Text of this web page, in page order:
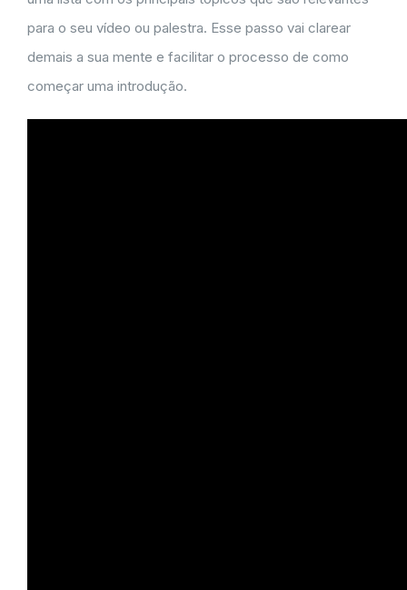
para o seu vídeo ou palestra. Esse passo vai clarear
demais a sua mente e facilitar o processo de como
começar uma introdução.